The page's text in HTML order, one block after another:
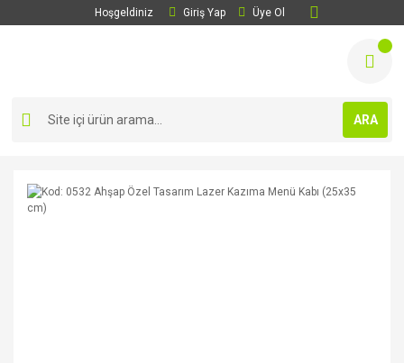
Hoşgeldiniz Giriş Yap Üye Ol
ARA